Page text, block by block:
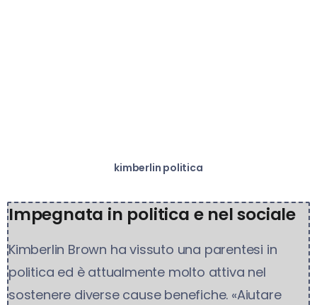
kimberlin politica
Impegnata in politica e nel sociale
Kimberlin Brown ha vissuto una parentesi in
politica ed è attualmente molto attiva nel
sostenere diverse cause benefiche. «Aiutare